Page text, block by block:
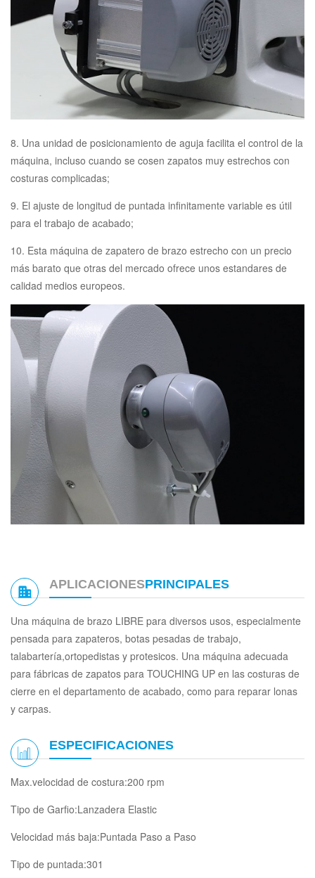
8. Una unidad de posicionamiento de aguja facilita el control de la
máquina, incluso cuando se cosen zapatos muy estrechos con
costuras complicadas;
9. El ajuste de longitud de puntada infinitamente variable es útil
para el trabajo de acabado;
10. Esta máquina de zapatero de brazo estrecho con un precio
más barato que otras del mercado ofrece unos estandares de
calidad medios europeos.
APLICACIONESPRINCIPALES
Una máquina de brazo LIBRE para diversos usos, especialmente
pensada para zapateros, botas pesadas de trabajo,
talabartería,ortopedistas y protesicos. Una máquina adecuada
para fábricas de zapatos para TOUCHING UP en las costuras de
cierre en el departamento de acabado, como para reparar lonas
y carpas.
ESPECIFICACIONES
Max.velocidad de costura:200 rpm
Tipo de Garfio:Lanzadera Elastic
Velocidad más baja:Puntada Paso a Paso
Tipo de puntada:301